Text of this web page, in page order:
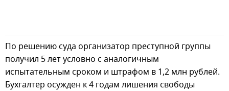
По решению суда организатор преступной группы
получил 5 лет условно с аналогичным
испытательным сроком и штрафом в 1,2 млн рублей.
Бухгалтер осужден к 4 годам лишения свободы